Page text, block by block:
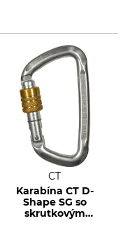
CT
Karabína CT D-
Shape SG so
skrutkovým